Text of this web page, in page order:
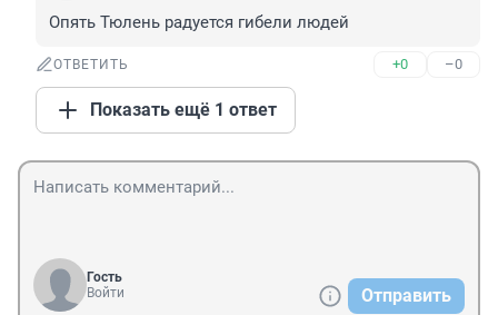
Опять Тюлень радуется гибели людей
ОТВЕТИТЬ +0 –0
Показать ещё 1 ответ
Гость
Войти
Отправить